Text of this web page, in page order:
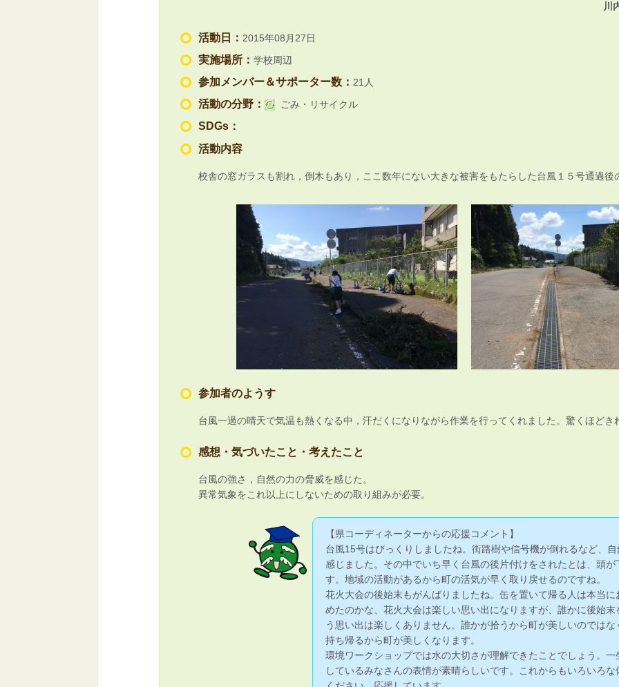
川
活動日： 2015年08月27日
実施場所： 学校周辺
参加メンバー＆サポーター数： 21人
活動の分野： ごみ・リサイクル
SDGs：
活動内容
校舎の窓ガラスも割れ，倒木もあり，ここ数年にない大きな被害をもたらした台風１５号通過後
参加者のようす
台風一過の晴天で気温も熱くなる中，汗だくになりながら作業を行ってくれました。驚くほどき
感想・気づいたこと・考えたこと
台風の強さ，自然の力の脅威を感じた。
異常気象をこれ以上にしないための取り組みが必要。
【県コーディネーターからの応援コメント】
台風15号はびっくりしましたね。街路樹や信号機が倒れるなど、
感じました。その中でいち早く台風の後片付けをされたとは、頭が
す。地域の活動があるから町の活気が早く取り戻せるのですね。
花火大会の後始末もがんばりましたね。缶を置いて帰る人は本当に
めたのかな、花火大会は楽しい思い出になりますが、誰かに後始末
う思い出は楽しくありません。誰かが拾うから町が美しいのではな
持ち帰るから町が美しくなります。
環境ワークショップでは水の大切さが理解できたことでしょう。一
しているみなさんの表情が素晴らしいです。これからもいろいろな